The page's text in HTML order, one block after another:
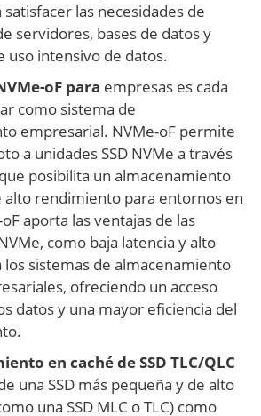
las necesidades de
servidores, bases de datos y
uso intensivo de datos.
oF para empresas es cada
como sistema de
empresarial. NVMe-oF permite
a unidades SSD NVMe a través
posibilita un almacenamiento
alto rendimiento para entornos en
aporta las ventajas de las
como baja latencia y alto
sistemas de almacenamiento
ofreciendo un acceso
datos y una mayor eficiencia del
en caché de SSD TLC/QLC
una SSD más pequeña y de alto
una SSD MLC o TLC) como